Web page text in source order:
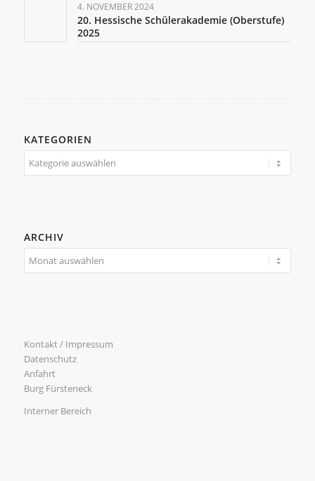
4. NOVEMBER 2024
20. Hessische Schülerakademie (Oberstufe)
2025
KATEGORIEN
Kategorien
ARCHIV
Kontakt / Impressum
Datenschutz
Anfahrt
Burg Fürsteneck
Interner Bereich